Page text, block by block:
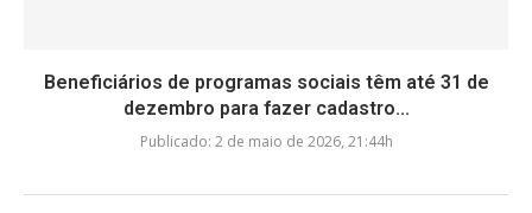
Beneficiários de programas sociais têm até 31 de
dezembro para fazer cadastro...
Publicado: 2 de maio de 2026, 21:44h